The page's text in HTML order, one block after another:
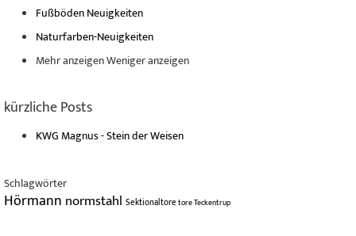
Fußböden Neuigkeiten
Naturfarben-Neuigkeiten
Mehr anzeigenWeniger anzeigen
kürzliche Posts
KWG Magnus - Stein der Weisen
Schlagwörter
Hörmann normstahl SektionaltoretoreTeckentrup